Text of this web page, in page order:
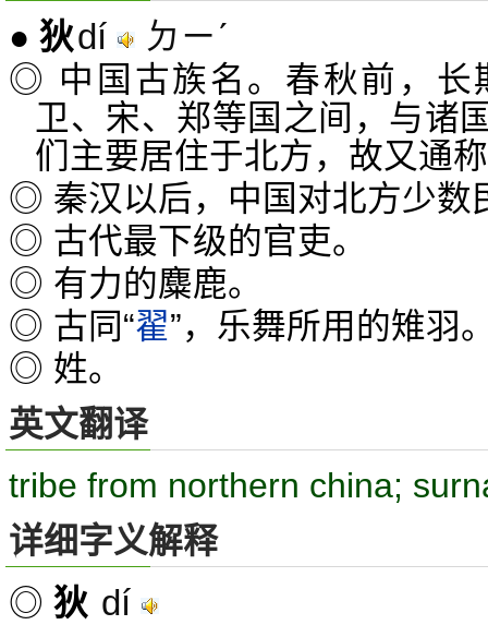
● 狄dí ㄉㄧˊ
◎ 中国古族名。春秋前，长
卫、宋、郑等国之间，与诸
们主要居住于北方，故又通称
◎ 秦汉以后，中国对北方少数
◎ 古代最下级的官吏。
◎ 有力的麋鹿。
◎ 古同“翟”，乐舞所用的雉羽
◎ 姓。
英文翻译
tribe from northern china;
详细字义解释
◎ 狄 dí